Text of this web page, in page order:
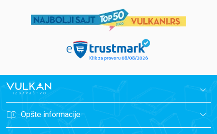
Opšte informacije